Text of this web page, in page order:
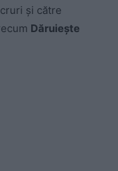
și către
Dăruiește